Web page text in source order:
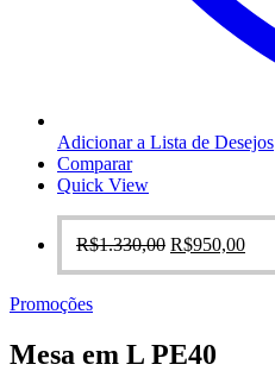
Adicionar a Lista de Desejos
Comparar
Quick View
R$1.330,00 O
R$950,00O
Promoções
Mesa em L PE40